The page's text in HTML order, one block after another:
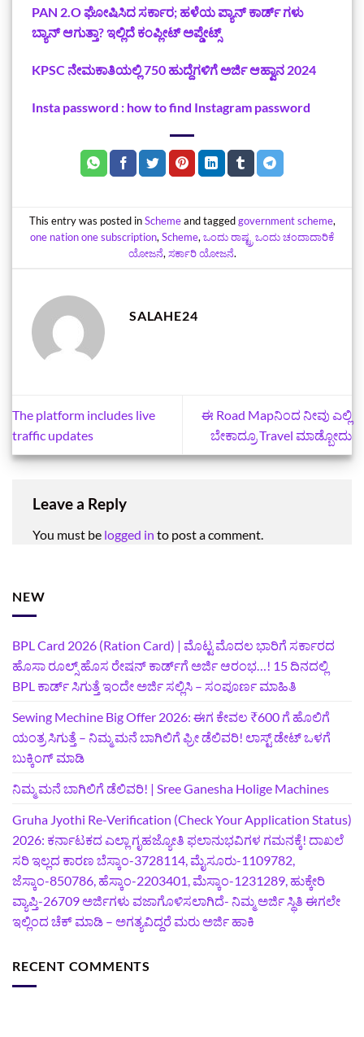
‌PAN 2.O ಘೋಷಿಸಿದ ಸರ್ಕಾರ; ಹಳೆಯ ಪ್ಯಾನ್ ಕಾರ್ಡ್ ಗಳು
ಬ್ಯಾನ್‌ ಆಗುತ್ತಾ? ಇಲ್ಲಿದೆ ಕಂಪ್ಲೀಟ್‌ ಅಪ್ಡೇಟ್ಸ್
KPSC ನೇಮಕಾತಿಯಲ್ಲಿ 750 ಹುದ್ದೆಗಳಿಗೆ ಅರ್ಜಿ ಆಹ್ವಾನ 2024
Insta password : how to find Instagram password
This entry was posted inSchemeand taggedgovernment scheme,
one nation one subscription, Scheme, ಒಂದು ರಾಷ್ಟ್ರ ಒಂದು ಚಂದಾದಾರಿಕೆ
ಯೋಜನೆ, ಸರ್ಕಾರಿ ಯೋಜನೆ.
SALAHE24
The platform includes live
traffic updates
ಈ Road Mapನಿಂದ ನೀವು ಎಲ್ಲಿ
ಬೇಕಾದ್ರೂ Travel ಮಾಡ್ಬೋದು
Leave a Reply
You must be logged in to post a comment.
NEW
BPL Card 2026 (Ration Card) | ಮೊಟ್ಟ ಮೊದಲ ಭಾರಿಗೆ ಸರ್ಕಾರದ
ಹೊಸಾ ರೂಲ್ಸ್ ಹೊಸ ರೇಷನ್ ಕಾರ್ಡ್‌ಗೆ ಅರ್ಜಿ ಆರಂಭ…! 15 ದಿನದಲ್ಲಿ
BPL ಕಾರ್ಡ್ ಸಿಗುತ್ತೆ ಇಂದೇ ಅರ್ಜಿ ಸಲ್ಲಿಸಿ – ಸಂಪೂರ್ಣ ಮಾಹಿತಿ
Sewing Mechine Big Offer 2026: ಈಗ ಕೇವಲ ₹600 ಗೆ ಹೊಲಿಗೆ
ಯಂತ್ರ ಸಿಗುತ್ತೆ – ನಿಮ್ಮ ಮನೆ ಬಾಗಿಲಿಗೆ‍ ಫ್ರೀ ಡೆಲಿವರಿ! ಲಾಸ್ಟ್‌ ಡೇಟ್‌ ಒಳಗೆ
ಬುಕ್ಕಿಂಗ್‌ ಮಾಡಿ
ನಿಮ್ಮ ಮನೆ ಬಾಗಿಲಿಗೆ ಡೆಲಿವರಿ! | Sree Ganesha Holige Machines
Gruha Jyothi Re-Verification (Check Your Application Status)
2026: ಕರ್ನಾಟಕದ ಎಲ್ಲಾ ಗೃಹಜ್ಯೋತಿ ಫಲಾನುಭವಿಗಳ ಗಮನಕ್ಕೆ! ದಾಖಲೆ
ಸರಿ ಇಲ್ಲದ ಕಾರಣ ಬೆಸ್ಕಾಂ-3728114, ಮೈಸೂರು-1109782,
ಜೆಸ್ಕಾಂ-850786, ಹೆಸ್ಕಾಂ-2203401, ಮೆಸ್ಕಾಂ-1231289, ಹುಕ್ಕೇರಿ
ವ್ಯಾಪ್ತಿ-26709 ಅರ್ಜಿಗಳು ವಜಾಗೊಳಿಸಲಾಗಿದೆ- ನಿಮ್ಮ ಅರ್ಜಿ ಸ್ಥಿತಿ ಈಗಲೇ
ಇಲ್ಲಿಂದ ಚೆಕ್ ಮಾಡಿ – ಅಗತ್ಯವಿದ್ದರೆ ಮರು ಅರ್ಜಿ ಹಾಕಿ
RECENT COMMENTS